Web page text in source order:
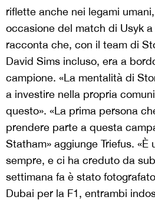
riflette anche nei legami
occasione del match di Usyk a
racconta che, con il team di
David Sims incluso, era a
campione. «La mentalità di
a investire nella propria
questo». «La prima persona
prendere parte a questa
Statham» aggiunge Triefus.
sempre, e ci ha creduto da
settimana fa è stato
Dubai per la F1, entrambi